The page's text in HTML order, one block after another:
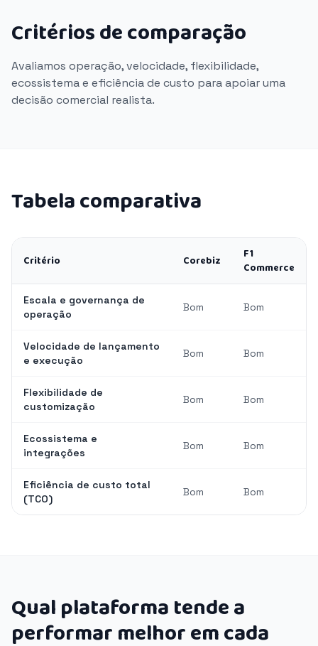
Critérios de comparação
Avaliamos operação, velocidade, flexibilidade,
ecossistema e eficiência de custo para apoiar uma
decisão comercial realista.
Tabela comparativa
Critério Corebiz
F1
Commerce
Escala e governança de
operação
Bom Bom
Velocidade de lançamento
e execução
Bom Bom
Flexibilidade de
customização
Bom Bom
Ecossistema e
integrações
Bom Bom
Eficiência de custo total
(TCO)
Bom Bom
Qual plataforma tende a
performar melhor em cada